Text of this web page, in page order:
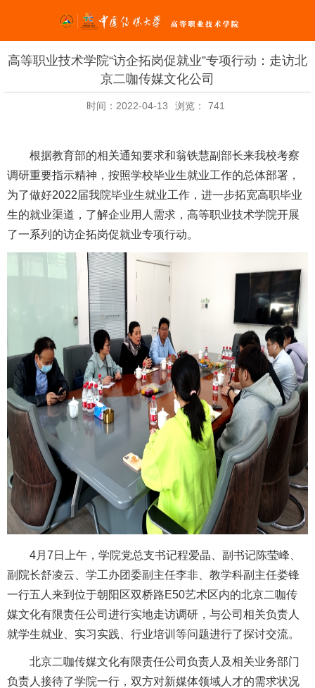
高等职业技术学院“访企拓岗促就业”专项行动：走访北
京二咖传媒文化公司
时间：2022-04-13 浏览： 741
根据教育部的相关通知要求和翁铁慧副部长来我校考察
调研重要指示精神，按照学校毕业生就业工作的总体部署，
为了做好2022届我院毕业生就业工作，进一步拓宽高职毕业
生的就业渠道，了解企业用人需求，高等职业技术学院开展
了一系列的访企拓岗促就业专项行动。
4月 7 日上午，学院党总支书记程爱晶、副书记陈莹峰、
副院长舒凌云、学工办团委副主任李非、教学科副主任娄锋
一行五人来到位于朝阳区双桥路E50艺术区内的北京二咖传
媒文化有限责任公司 进行实地走访调研，与公司相关负责人
就学生就业、实习实践、行业培训等问题进行了探讨交流。
北京二咖传媒文化有限责任公司 负责人及相关业务部门
负责人接待了学院一行，双方对新媒体领域人才的需求状况